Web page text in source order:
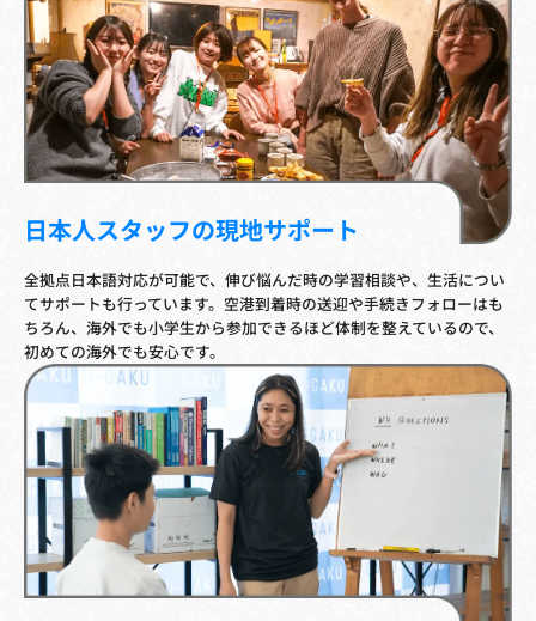
日本人スタッフの現地サポート
全拠点日本語対応が可能で、伸び悩んだ時の学習相談や、生活につい
てサポートも行っています。空港到着時の送迎や手続きフォローはも
ちろん、海外でも小学生から参加できるほど体制を整えているので、
初めての海外でも安心です。